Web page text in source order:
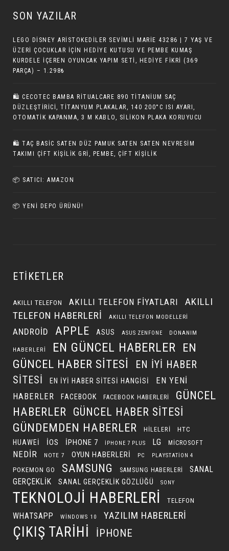
SON YAZILAR
LEGO DISNEY ARISTOKEDILER SEVIMLI MARIE 43286 | 7 YAŞ VE
ÜZERI ÇOCUKLAR IÇIN HEDIYE KUTUSU VE PEMBE KUMAŞ
KURDELE İÇEREN OYUNCAK YAPIM SETI, HEDIYE FIKRI (369
PARÇA) – 1.298₺
🛍️ CECOTEC BAMBA RITUALCARE 890 TITANIUM SAÇ
DÜZLEŞTIRICI, TITANYUM PLAKALAR, 140 200°C ISI AYARI,
OTOMATIK KAPANMA, 3 M KABLO, SILIKON PLAKA KORUYUCU
🛍️ TAÇ BASIC SATEN DÜZ PAMUK SATEN SATEN NEVRESIM
TAKIMI ÇIFT KIŞILIK GRI, PEMBE, ÇIFT KIŞILIK
📦 SATICI: AMAZON
📦 YENI DEPO ÜRÜNÜ!
ETIKETLER
AKILLI TELEFON AKILLI TELEFON FIYATLARI
AKILLI
TELEFON HABERLERI
AKILLI TELEFON MODELLERI
ANDROID APPLE ASUS ASUS ZENFONE DONANIM
HABERLERI EN GÜNCEL HABERLER EN
GÜNCEL HABER SITESI
EN IYI HABER
SITESI
EN IYI HABER SITESI HANGISI
EN YENI
HABERLER
FACEBOOK FACEBOOK HABERLERI
GÜNCEL
HABERLER
GÜNCEL HABER SITESI
GÜNDEMDEN HABERLER HILELERI HTC
HUAWEI IOS IPHONE 7 IPHONE 7 PLUS LG MICROSOFT
NEDIR NOTE 7 OYUN HABERLERI PC PLAYSTATION 4
POKEMON GO SAMSUNG SAMSUNG HABERLERI
SANAL
GERÇEKLIK
SANAL GERÇEKLIK GÖZLÜĞÜ SONY
TEKNOLOJI HABERLERI TELEFON
WHATSAPP WINDOWS 10 YAZILIM HABERLERI
ÇIKIŞ TARIHI İPHONE